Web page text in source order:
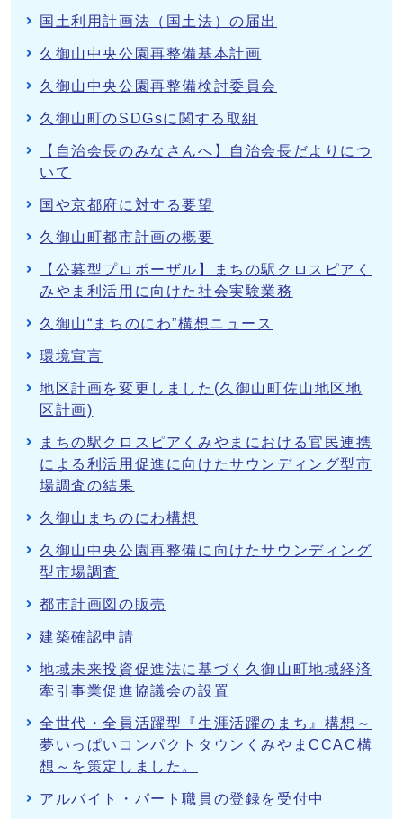
国土利用計画法（国土法）の届出
久御山中央公園再整備基本計画
久御山中央公園再整備検討委員会
久御山町のSDGsに関する取組
【自治会長のみなさんへ】自治会長だよりにつ
いて
国や京都府に対する要望
久御山町都市計画の概要
【公募型プロポーザル】まちの駅クロスピアく
みやま利活用に向けた社会実験業務
久御山“まちのにわ”構想ニュース
環境宣言
地区計画を変更しました(久御山町佐山地区地
区計画)
まちの駅クロスピアくみやまにおける官民連携
による利活用促進に向けたサウンディング型市
場調査の結果
久御山まちのにわ構想
久御山中央公園再整備に向けたサウンディング
型市場調査
都市計画図の販売
建築確認申請
地域未来投資促進法に基づく久御山町地域経済
牽引事業促進協議会の設置
全世代・全員活躍型『生涯活躍のまち』構想～
夢いっぱいコンパクトタウンくみやまCCAC構
想～を策定しました。
アルバイト・パート職員の登録を受付中